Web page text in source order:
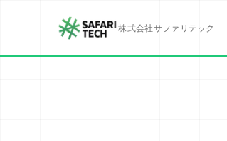
株式会社サファリテック